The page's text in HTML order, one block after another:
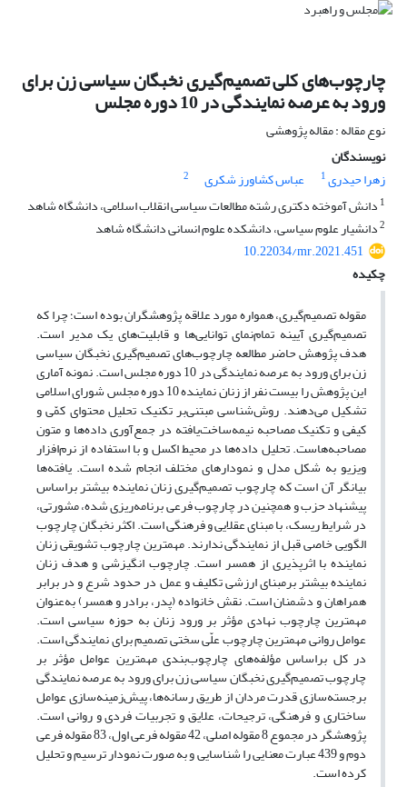
چارچوب‌های کلی تصمیم‌گیری نخبگان سیاسی زن برای
ورود به عرصه نمایندگی در 10 دوره مجلس
نوع مقاله : مقاله پژوهشی
نویسندگان
زهرا حیدری1 عباس کشاورز شکری
2
1 دانش آموخته دکتری رشته مطالعات سیاسی انقلاب اسلامی، دانشگاه شاهد
2دانشیار علوم سیاسی، دانشکده علوم انسانی دانشگاه شاهد
10.22034/mr.2021.451
چکیده
مقوله تصمیم‌گیری، همواره مورد علاقه پژوهشگران بوده است؛ چرا که
تصمیم‌گیری آیینه تمام‌نمای توانایی‌ها و قابلیت‌های یک مدیر است.
هدف پژوهش حاضر مطالعه چارچوب‌های تصمیم‌گیری نخبگان سیاسی
زن برای ورود به عرصه نمایندگی در 10 دوره مجلس است. نمونه آماری
این پژوهش را بیست نفر از زنان نماینده 10 دوره مجلس شورای اسلامی
تشکیل می‌دهند. روش‌شناسی مبتنی‌بر تکنیک تحلیل محتوای کمّی و
کیفی و تکنیک مصاحبه نیمه‌ساخت‌یافته در جمع‌آوری داده‌ها و متون
مصاحبه‌هاست. تحلیل داده‌ها در محیط اکسل و با استفاده از نرم‌افزار
ویزیو به شکل مدل و نمودارهای مختلف انجام‌ شده است. یافته‌ها
بیانگر آن است که چارچوب تصمیم‌گیری زنان نماینده بیشتر براساس
پیشنهاد حزب و همچنین در چارچوب فرعی برنامه‌ریزی شده، مشورتی،
در شرایط ریسک، با مبنای عقلایی و فرهنگی است. اکثر نخبگان چارچوب
الگویی خاصی قبل از نمایندگی ندارند. مهمترین چارچوب تشویقی زنان
نماینده با اثرپذیری از همسر است. چارچوب انگیزشی و هدف زنان
نماینده بیشتر بر‌مبنای ارزشی تکلیف و عمل در حدود شرع و در برابر
همراهان و دشمنان است. نقش خانواده (پدر، برادر و همسر) به‌عنوان
مهمترین چارچوب نهادی مؤثر بر ورود زنان به حوزه سیاسی است.
عوامل روانی مهمترین چارچوب علّی سختی تصمیم برای نمایندگی است.
در کل براساس مؤلفه‌های چارچوب‌بندی مهمترین عوامل مؤثر بر
چارچوب تصمیم‌گیری نخبگان سیاسی زن برای ورود به عرصه نمایندگی
برجسته‌سازی قدرت مردان از طریق رسانه‌ها، پیش‌زمینه‌سازی عوامل
ساختاری و فرهنگی، ترجیحات، علایق و تجربیات فردی و روانی است.
پژوهشگر در مجموع 8 مقوله اصلی، 42 مقوله فرعی اول، 83 مقوله فرعی
دوم و 439 عبارت معنایی را شناسایی و به صورت نمودار ترسیم و تحلیل‌
کرده است.